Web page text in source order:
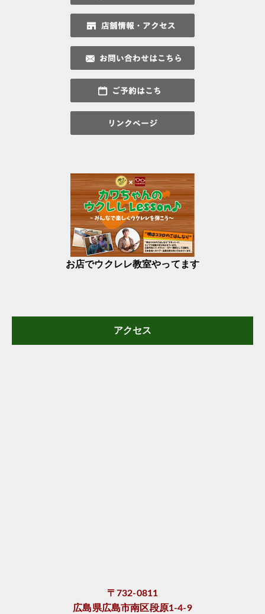
お店でウクレレ教室やってます
アクセス
〒732-0811
広島県広島市南区段原1-4-9